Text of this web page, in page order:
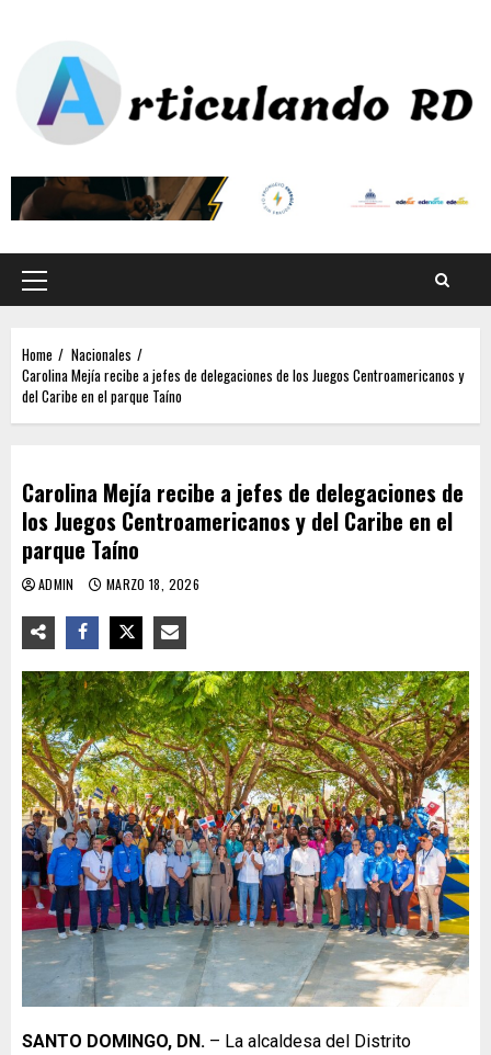
Home
Nacionales
Carolina Mejía recibe a jefes de delegaciones de los Juegos Centroamericanos y
del Caribe en el parque Taíno
Carolina Mejía recibe a jefes de delegaciones de
los Juegos Centroamericanos y del Caribe en el
parque Taíno
ADMIN MARZO 18, 2026
SANTO DOMINGO, DN. – La alcaldesa del Distrito